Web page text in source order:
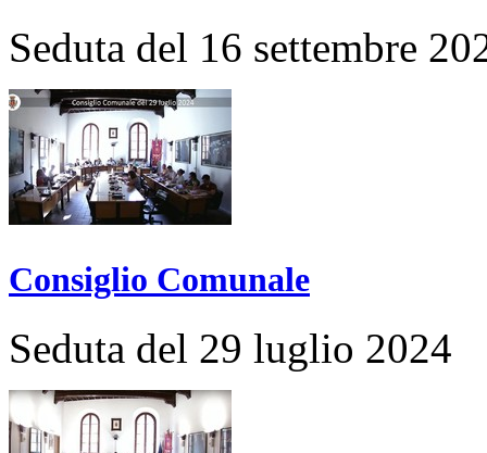
Seduta del 16 settembre
Consiglio Comunale
Seduta del 29 luglio 2024